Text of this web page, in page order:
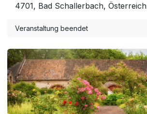
4701, Bad Schallerbach, Österreich
Veranstaltung beendet